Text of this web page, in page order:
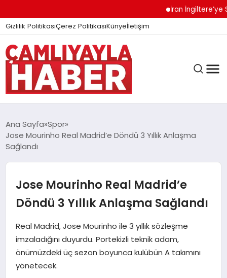
İran İngiltere’ye
Gizlilik PolitikasıÇerez PolitikasıKünyeİletişim
GÜNDEM
DÜNYA
EĞITIM
EKONOMI
Ana Sayfa Spor
Jose Mourinho Real Madrid’e Döndü 3 Yıllık Anlaşma
Sağlandı
Jose Mourinho Real Madrid’e
Döndü 3 Yıllık Anlaşma Sağlandı
Real Madrid, Jose Mourinho ile 3 yıllık sözleşme
imzaladığını duyurdu. Portekizli teknik adam,
önümüzdeki üç sezon boyunca kulübün A takımını
yönetecek.